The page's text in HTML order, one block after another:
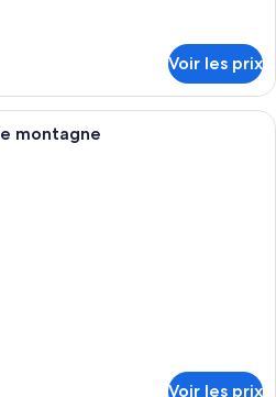
Voir les prix
Une chambre d’hôtel avec trois lits,
montagne
Voir les prix